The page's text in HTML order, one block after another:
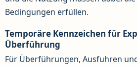
Bedingungen erfüllen.
Temporäre Kennzeichen für
Überführung
Für Überführungen, Ausfuhren